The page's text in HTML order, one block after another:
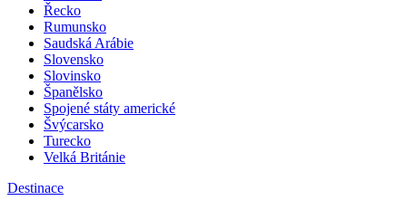
Řecko
Rumunsko
Saudská Arábie
Slovensko
Slovinsko
Španělsko
Spojené státy americké
Švýcarsko
Turecko
Velká Británie
Destinace